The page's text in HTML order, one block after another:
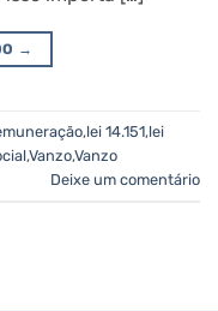
→
,lei 14.151,lei
,Vanzo,Vanzo
Deixe um comentário